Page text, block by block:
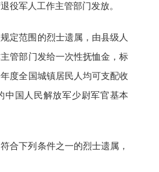
役军人工作主管部门发放。
范围的烈士遗属，由县级人
管部门发给一次性抚恤金，标
度全国城镇居民人均可支配收
中国人民解放军少尉军官基本
下列条件之一的烈士遗属，